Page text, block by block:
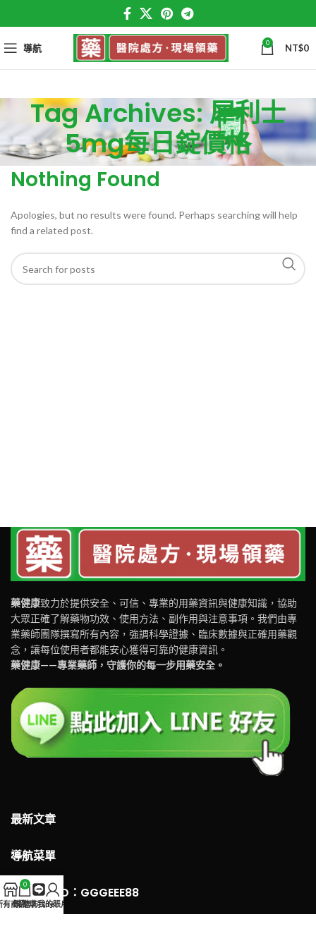
導航 0 NT$0
Tag Archives: 犀利士
5mg每日錠價格
Nothing Found
Apologies, but no results were found. Perhaps searching will help
find a related post.
藥健康致力於提供安全、可信、專業的用藥資訊與健康知識，協助
大眾正確了解藥物功效、使用方法、副作用與注意事項。我們由專
業藥師團隊撰寫所有內容，強調科學證據、臨床數據與正確用藥觀
念，讓每位使用者都能安心獲得可靠的健康資訊。
藥健康——專業藥師，守護你的每一步用藥安全。
最新文章
導航菜單
LINE 客服ID：GGGEEE88
有商品
0
購物車官方Line
我的賬戶